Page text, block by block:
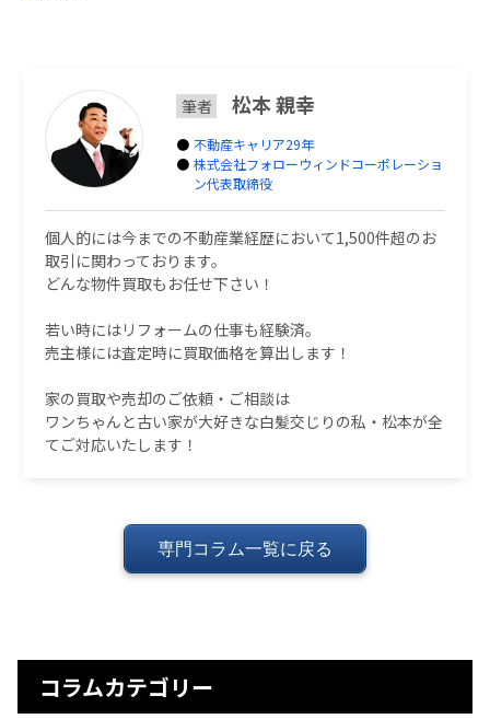
筆者 松本 親幸
不動産キャリア29年
株式会社フォローウィンドコーポレーショ
ン代表取締役
個人的には今までの不動産業経歴において1,500件超のお
取引に関わっております。
どんな物件買取もお任せ下さい！
若い時にはリフォームの仕事も経験済。
売主様には査定時に買取価格を算出します！
家の買取や売却のご依頼・ご相談は
ワンちゃんと古い家が大好きな白髪交じりの私・松本が全
てご対応いたします！
専門コラム一覧に戻る
コラムカテゴリー